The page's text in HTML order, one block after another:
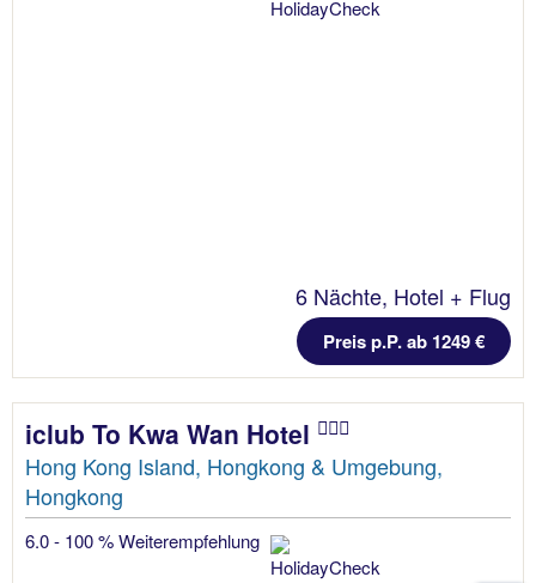
6 Nächte, Hotel + Flug
Preis p.P. ab 1249 €
iclub To Kwa Wan Hotel
Hong Kong Island, Hongkong & Umgebung,
Hongkong
6.0 - 100 % Weiterempfehlung